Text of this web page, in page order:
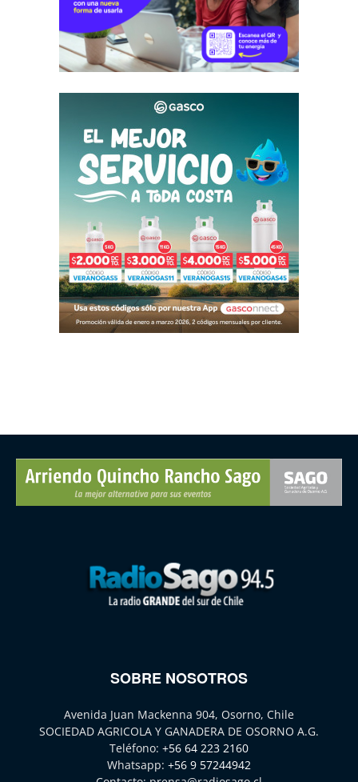
SOBRE NOSOTROS
Avenida Juan Mackenna 904, Osorno, Chile
SOCIEDAD AGRICOLA Y GANADERA DE OSORNO A.G.
Teléfono: +56 64 223 2160
Whatsapp: +56 9 57244942